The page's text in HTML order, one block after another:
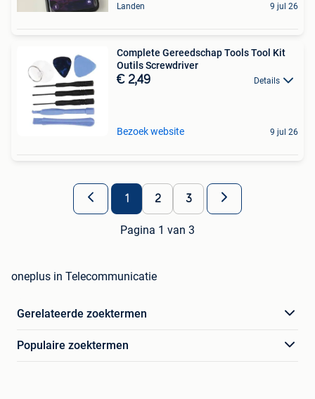
Landen 9 jul 26
Complete Gereedschap Tools Tool Kit
Outils Screwdriver
€ 2,49 Details
Bezoek website 9 jul 26
1 2 3
Pagina 1 van 3
oneplus in Telecommunicatie
Gerelateerde zoektermen
Populaire zoektermen